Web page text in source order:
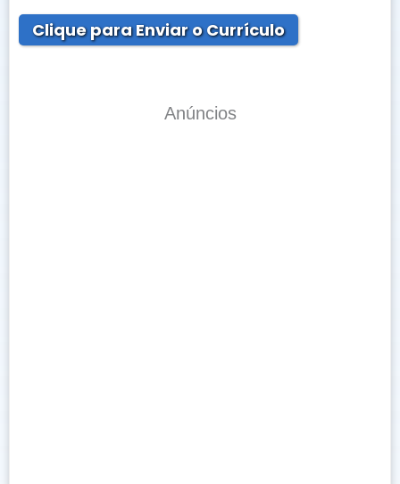
Clique para Enviar o Currículo
Anúncios